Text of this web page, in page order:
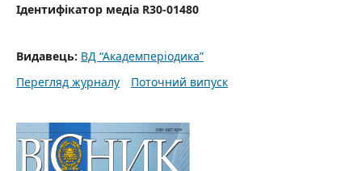
Ідентифікатор медіа R30-01480
Видавець: ВД “Академперіодика”
Перегляд журналу
Поточний випуск